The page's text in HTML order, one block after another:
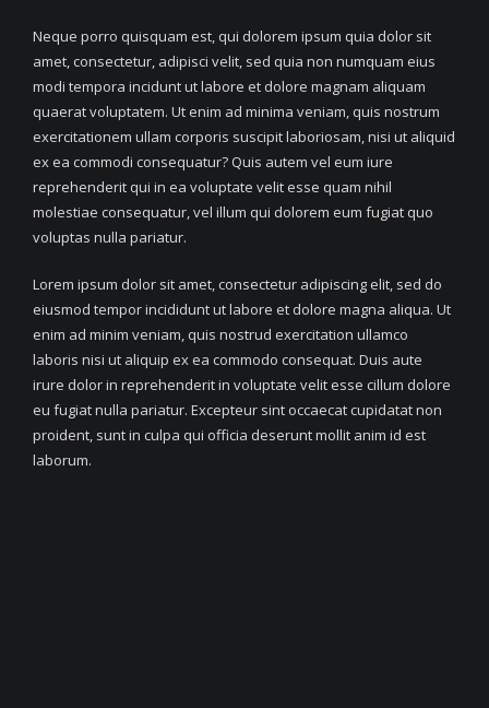
Neque porro quisquam est, qui dolorem ipsum quia dolor sit
amet, consectetur, adipisci velit, sed quia non numquam eius
modi tempora incidunt ut labore et dolore magnam aliquam
quaerat voluptatem. Ut enim ad minima veniam, quis nostrum
exercitationem ullam corporis suscipit laboriosam, nisi ut aliquid
ex ea commodi consequatur? Quis autem vel eum iure
reprehenderit qui in ea voluptate velit esse quam nihil
molestiae consequatur, vel illum qui dolorem eum fugiat quo
voluptas nulla pariatur.
Lorem ipsum dolor sit amet, consectetur adipiscing elit, sed do
eiusmod tempor incididunt ut labore et dolore magna aliqua. Ut
enim ad minim veniam, quis nostrud exercitation ullamco
laboris nisi ut aliquip ex ea commodo consequat. Duis aute
irure dolor in reprehenderit in voluptate velit esse cillum dolore
eu fugiat nulla pariatur. Excepteur sint occaecat cupidatat non
proident, sunt in culpa qui officia deserunt mollit anim id est
laborum.